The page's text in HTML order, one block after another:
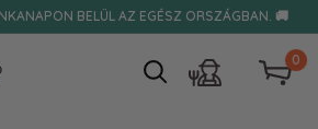
BELÜL AZ EGÉSZ ORSZÁGBAN. 🚚
0